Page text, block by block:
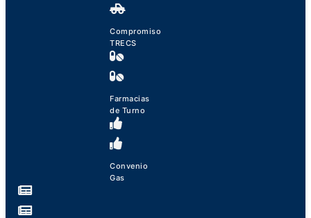
Compromiso
TRECS
Farmacias
de Turno
Convenio
Gas